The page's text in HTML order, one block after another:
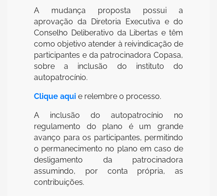
A mudança proposta possui a
aprovação da Diretoria Executiva e do
Conselho Deliberativo da Libertas e têm
como objetivo atender à reivindicação de
participantes e da patrocinadora Copasa,
sobre a inclusão do instituto do
autopatrocínio.
Clique aqui e relembre o processo.
A inclusão do autopatrocínio no
regulamento do plano é um grande
avanço para os participantes, permitindo
o permanecimento no plano em caso de
desligamento da patrocinadora
assumindo, por conta própria, as
contribuições.